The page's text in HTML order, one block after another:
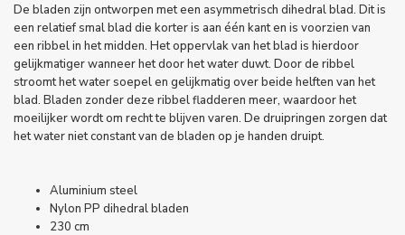
De bladen zijn ontworpen met een asymmetrisch dihedral blad. Dit is
een relatief smal blad die korter is aan één kant en is voorzien van
een ribbel in het midden. Het oppervlak van het blad is hierdoor
gelijkmatiger wanneer het door het water duwt. Door de ribbel
stroomt het water soepel en gelijkmatig over beide helften van het
blad. Bladen zonder deze ribbel fladderen meer, waardoor het
moeilijker wordt om recht te blijven varen. De druipringen zorgen dat
het water niet constant van de bladen op je handen druipt.
Aluminium steel
Nylon PP dihedral bladen
230 cm